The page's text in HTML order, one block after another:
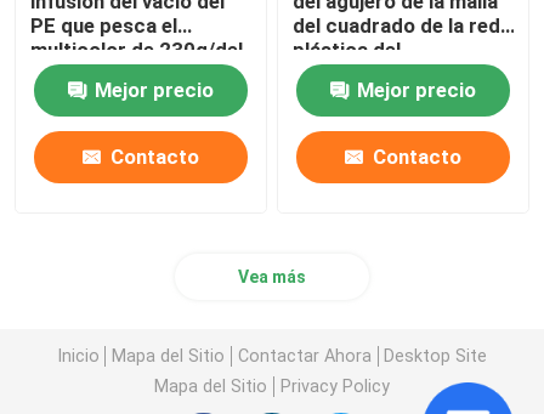
PE que pesca el
multicolor de 230g/del
sqm disponible
Mejor precio
Contacto
del cuadrado de la red
plástica del
amortiguador de
alfombra * color negro
de 6m m
Mejor precio
Contacto
Vea más
Inicio Mapa del Sitio Contactar Ahora
Desktop Site
Mapa del Sitio
Privacy Policy